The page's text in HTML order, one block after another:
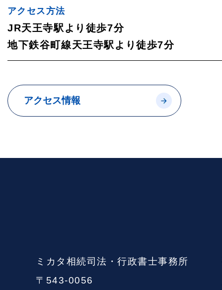
アクセス方法
JR天王寺駅より徒歩7分
地下鉄谷町線天王寺駅より徒歩7分
アクセス情報
ミカタ相続司法・行政書士事務所
〒543-0056